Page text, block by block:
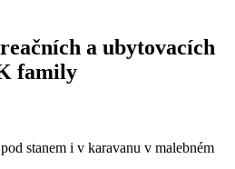
a ubytovacích
family
stanem i v karavanu v malebném